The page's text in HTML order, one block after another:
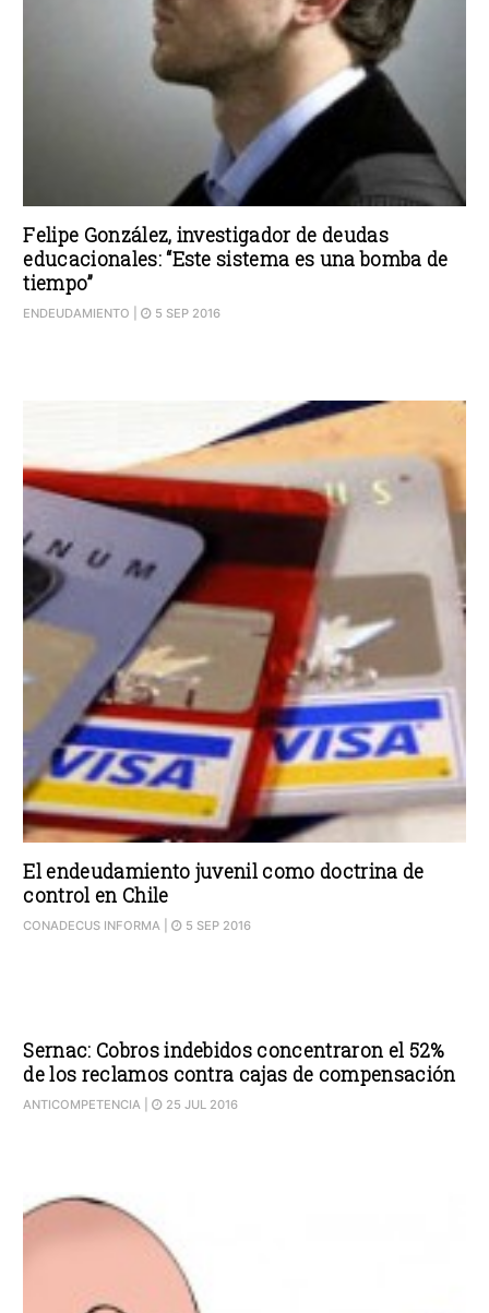
Felipe González, investigador de deudas
educacionales: “Este sistema es una bomba de
tiempo”
ENDEUDAMIENTO | 5 SEP 2016
El endeudamiento juvenil como doctrina de
control en Chile
CONADECUS INFORMA | 5 SEP 2016
Sernac: Cobros indebidos concentraron el 52%
de los reclamos contra cajas de compensación
ANTICOMPETENCIA | 25 JUL 2016